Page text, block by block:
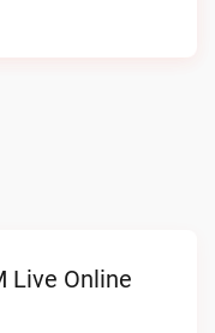
Live Online